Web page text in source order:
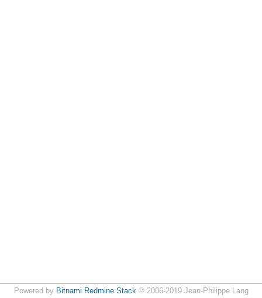
Powered by Bitnami Redmine Stack© 2006-2019 Jean-Philippe Lang